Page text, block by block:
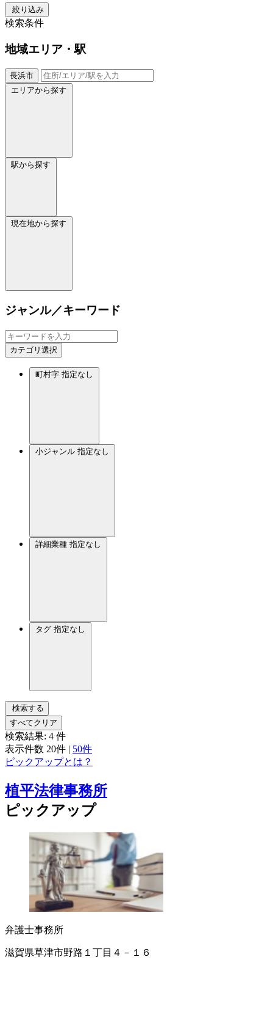
絞り込み
検索条件
地域エリア・駅
長浜市
エリアから探す
駅から探す
現在地から探す
ジャンル／キーワード
カテゴリ選択
町村字 指定なし
小ジャンル 指定なし
詳細業種 指定なし
タグ 指定なし
検索する
すべてクリア
検索結果: 4 件
表示件数 20件 | 50件
ピックアップとは？
植平法律事務所
ピックアップ
弁護士事務所
滋賀県草津市野路１丁目４－１６